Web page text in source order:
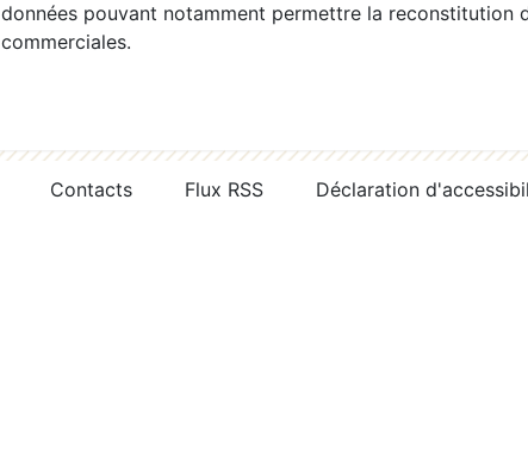
données pouvant notamment permettre la reconstitution
commerciales.
Contacts Flux RSS Déclaration